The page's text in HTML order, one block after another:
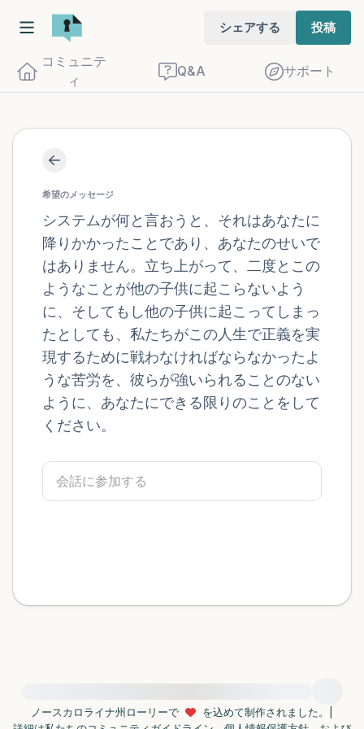
シェアする 投稿
コミュニテ
ィ
Q&A サポート
希望のメッセージ
システムが何と言おうと、それはあなたに
降りかかったことであり、あなたのせいで
はありません。立ち上がって、二度とこの
ようなことが他の子供に起こらないよう
に、そしてもし他の子供に起こってしまっ
たとしても、私たちがこの人生で正義を実
現するために戦わなければならなかったよ
うな苦労を、彼らが強いられることのない
ように、あなたにできる限りのことをして
ください。
ノースカロライナ州ローリーで
を込めて制作されました。
座り心地の良い場所を見つけてください。
目を軽く閉じて、深呼吸を数回します。鼻
から息を吸い（3つ数え）、口から息を吐
きます（3つ数え）。さあ、目を開けて周
りを見回してください。以下のことを声に
出して言ってみてください。
見えるもの5つ（部屋の中と窓の外を見る
ことができます）
感じるもの4つ（目の前にあるもので触れ
るものは何ですか？）
聞こえるもの3つ